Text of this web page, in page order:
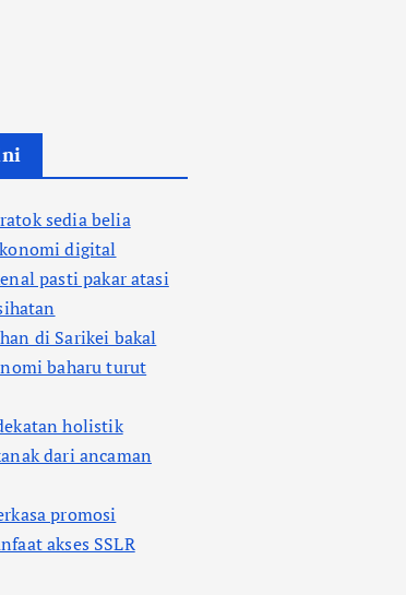
sedia belia
digital
pasti pakar atasi
di Sarikei bakal
baharu turut
holistik
dari ancaman
promosi
akses SSLR